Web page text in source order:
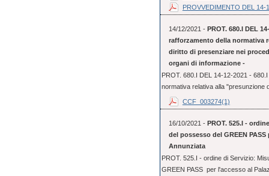
PROVVEDIMENTO DEL 14-
14/12/2021 - PROT. 680.I DEL
rafforzamento della normativa
diritto di presenziare nei
organi di informazione -
PROT. 680.I DEL 14-12-2021 -
normativa relativa alla "presunzione
CCF_003274(1)
16/10/2021 - PROT. 525.I -
del possesso del GREEN
Annunziata
PROT. 525.I - ordine di Servizio:
GREEN PASS per l'accesso al